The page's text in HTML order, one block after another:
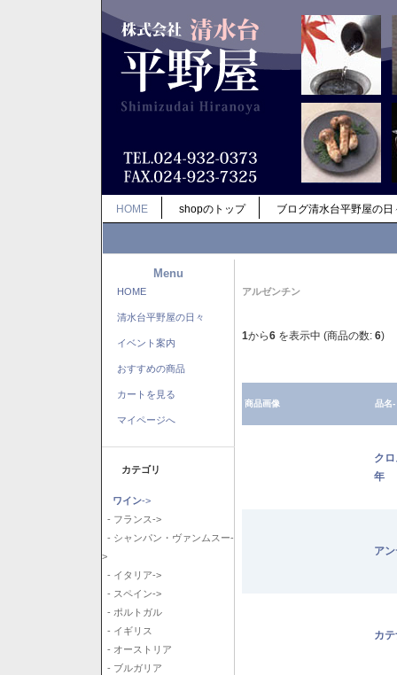
HOME shopのトップ ブログ清水台平野屋の日
Menu
HOME
清水台平野屋の日々
イベント案内
おすすめの商品
カートを見る
マイページへ
カテゴリ
ワイン->
- フランス->
- シャンパン・ヴァンムスー-
>
- イタリア->
- スペイン->
- ポルトガル
- イギリス
- オーストリア
- ブルガリア
アルゼンチン
1から6 を表示中 (商品の数: 6)
商品画像 品名-
ク
年
ア
カ